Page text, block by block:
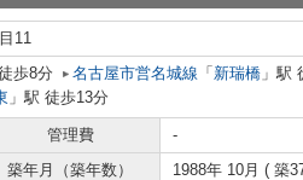
11
歩8分 名古屋市営名城線 「 新瑞橋 」駅
」駅 徒歩13分
管理費
-
築年月（築年数） 1988年 10月 ( 築